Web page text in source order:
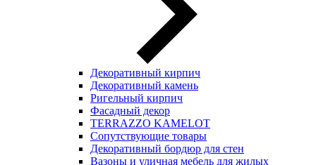
Декоративный кирпич
Декоративный камень
Ригельный кирпич
Фасадный декор
TERRAZZO KAMELOT
Сопутствующие товары
Декоративный бордюр для стен
Вазоны и уличная мебель для жилых